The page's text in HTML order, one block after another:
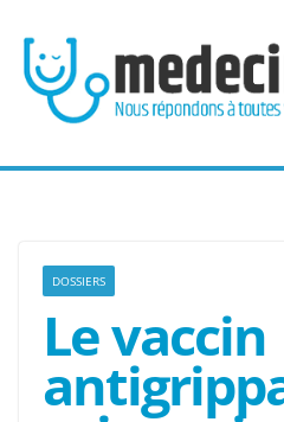
contenu
DOSSIERS
Le vaccin